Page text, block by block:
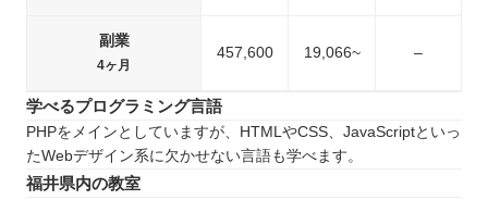
副業
4ヶ月
457,600 19,066~ –
学べるプログラミング言語
PHPをメインとしていますが、HTMLやCSS、JavaScriptといっ
たWebデザイン系に欠かせない言語も学べます。
福井県内の教室